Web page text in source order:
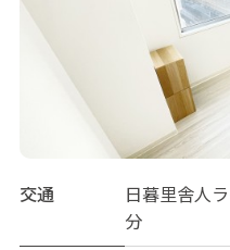
交通
日暮里舎人
分